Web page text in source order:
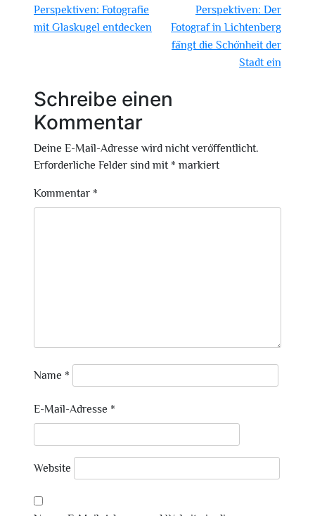
Perspektiven: Fotografie
mit Glaskugel entdecken
Perspektiven: Der
Fotograf in Lichtenberg
fängt die Schönheit der
Stadt ein
Schreibe einen
Kommentar
Deine E-Mail-Adresse wird nicht veröffentlicht.
Erforderliche Felder sind mit * markiert
Kommentar *
Name *
E-Mail-Adresse *
Website